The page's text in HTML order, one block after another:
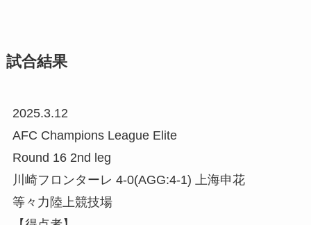
試合結果
2025.3.12
AFC Champions League Elite
Round 16 2nd leg
川崎フロンターレ 4-0(AGG:4-1) 上海申花
等々力陸上競技場